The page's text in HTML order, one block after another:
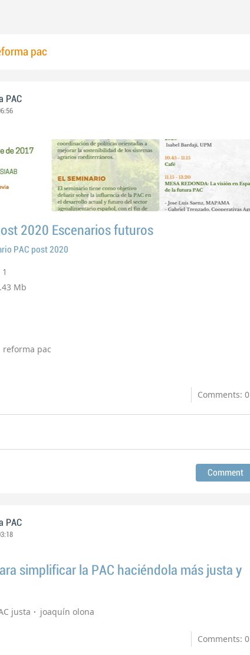
pac
PAC
2020 Escenarios futuros
PAC post 2020
1
Mb
reforma pac
Comments: 0
PAC
simplificar la PAC haciéndola más justa y
justa joaquín olona
Comments: 0